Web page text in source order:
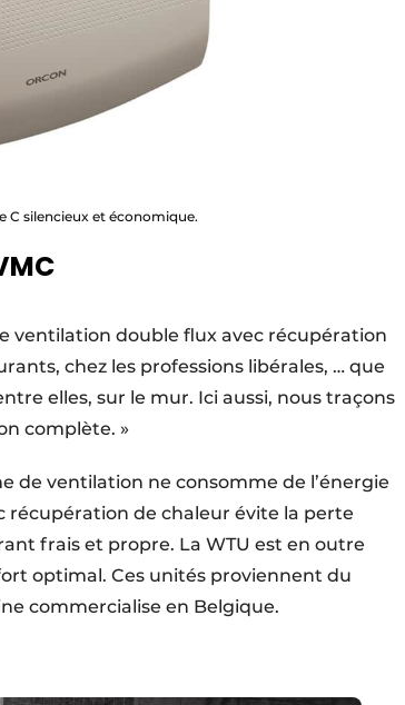
C silencieux et économique.
ventilation double flux avec récupération
chez les professions libérales, … que
elles, sur le mur. Ici aussi, nous traçons
complète. »
de ventilation ne consomme de l’énergie
récupération de chaleur évite la perte
frais et propre. La WTU est en outre
optimal. Ces unités proviennent du
commercialise en Belgique.